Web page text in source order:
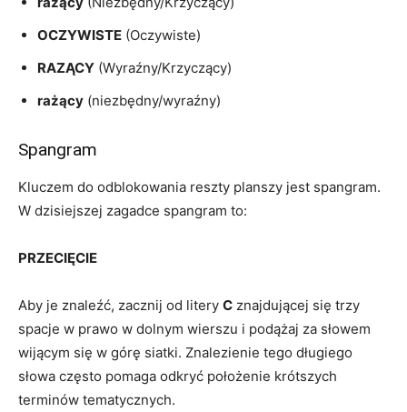
OCZYWISTE (Oczywiste)
RAZĄCY (Wyraźny/Krzyczący)
rażący (niezbędny/wyraźny)
Spangram
Kluczem do odblokowania reszty planszy jest spangram.
W dzisiejszej zagadce spangram to:
PRZECIĘCIE
Aby je znaleźć, zacznij od litery C znajdującej się trzy
spacje w prawo w dolnym wierszu i podążaj za słowem
wijącym się w górę siatki. Znalezienie tego długiego
słowa często pomaga odkryć położenie krótszych
terminów tematycznych.